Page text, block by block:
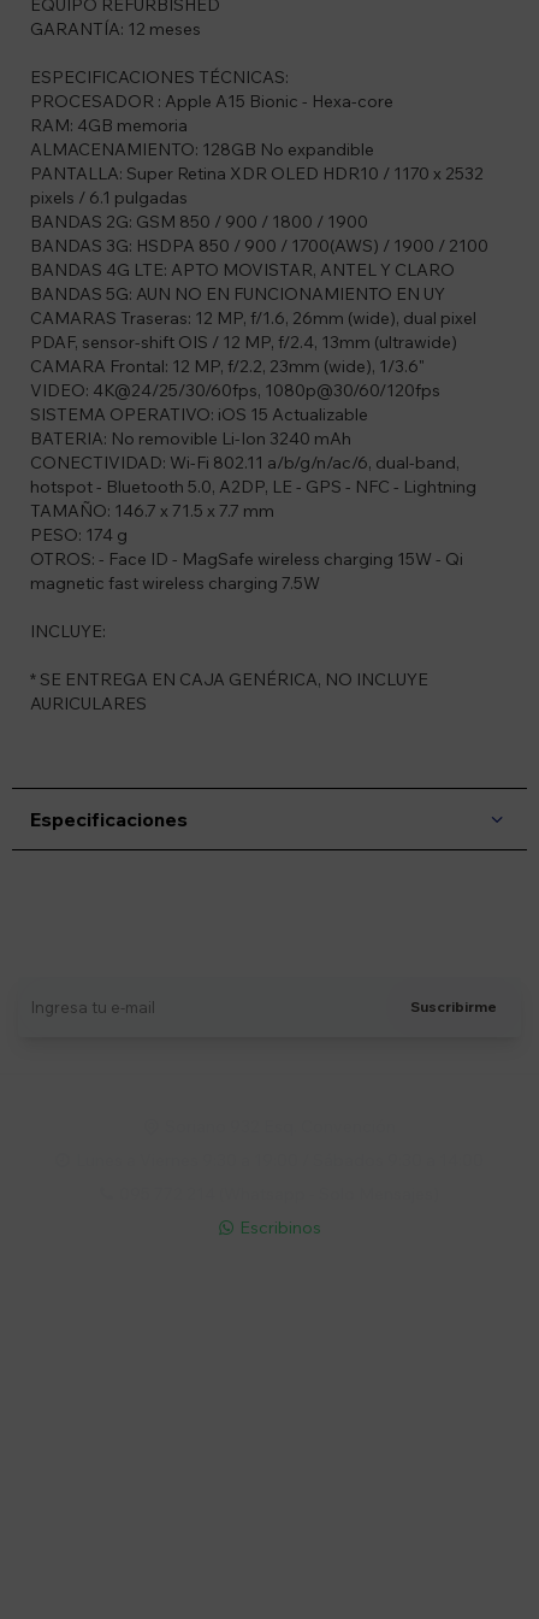
EQUIPO REFURBISHED
GARANTÍA: 12 meses
ESPECIFICACIONES TÉCNICAS:
PROCESADOR : Apple A15 Bionic - Hexa-core
RAM: 4GB memoria
ALMACENAMIENTO: 128GB No expandible
PANTALLA: Super Retina XDR OLED HDR10 / 1170 x 2532
pixels / 6.1 pulgadas
BANDAS 2G: GSM 850 / 900 / 1800 / 1900
BANDAS 3G: HSDPA 850 / 900 / 1700(AWS) / 1900 / 2100
BANDAS 4G LTE: APTO MOVISTAR, ANTEL Y CLARO
BANDAS 5G: AUN NO EN FUNCIONAMIENTO EN UY
CAMARAS Traseras: 12 MP, f/1.6, 26mm (wide), dual pixel
PDAF, sensor-shift OIS / 12 MP, f/2.4, 13mm (ultrawide)
CAMARA Frontal: 12 MP, f/2.2, 23mm (wide), 1/3.6"
VIDEO: 4K@24/25/30/60fps, 1080p@30/60/120fps
SISTEMA OPERATIVO: iOS 15 Actualizable
BATERIA: No removible Li-Ion 3240 mAh
CONECTIVIDAD: Wi-Fi 802.11 a/b/g/n/ac/6, dual-band,
hotspot - Bluetooth 5.0, A2DP, LE - GPS - NFC - Lightning
TAMAÑO: 146.7 x 71.5 x 7.7 mm
PESO: 174 g
OTROS: - Face ID - MagSafe wireless charging 15W - Qi
magnetic fast wireless charging 7.5W
INCLUYE:
* SE ENTREGA EN CAJA GENÉRICA, NO INCLUYE
AURICULARES
Especificaciones
Suscribirme
 Escribinos